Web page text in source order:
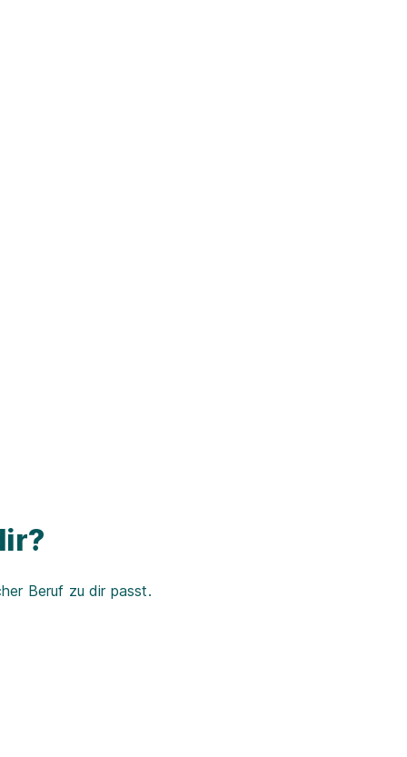
Beruf zu dir passt.